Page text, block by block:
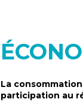
La
participation au